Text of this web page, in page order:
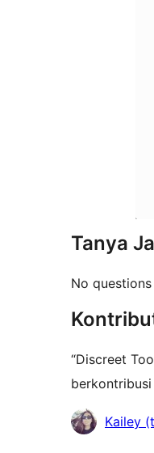
Tanya
No
“Discreet
Kontributor
Kailey